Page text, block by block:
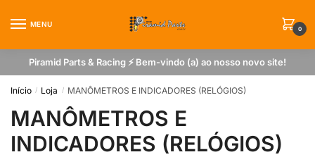
MENU
0
Piramid Parts & Racing ⚡ Bem-vindo (a) ao nosso novo site!
Início / Loja / MANÔMETROS E INDICADORES (RELÓGIOS)
MANÔMETROS E
INDICADORES (RELÓGIOS)